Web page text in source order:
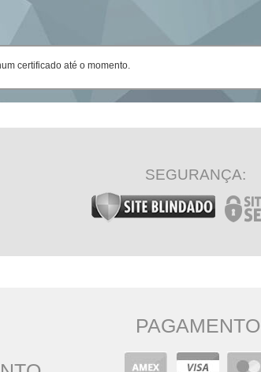
certificado até o momento.
SEGURANÇA:
PAGAMENTO